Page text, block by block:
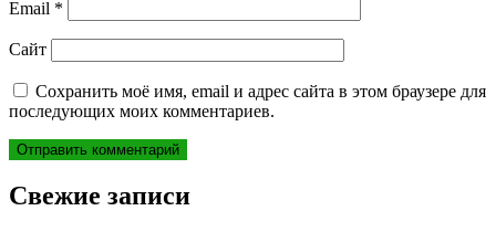
Email *
Сайт
Сохранить моё имя, email и адрес сайта в этом браузере для
последующих моих комментариев.
Свежие записи